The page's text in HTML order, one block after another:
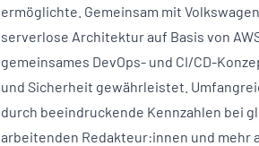
ermöglichte. Gemeinsam mit
serverlose Architektur auf Basis von
gemeinsames DevOps- und CI/CD-
und Sicherheit gewährleistet.
durch beeindruckende Kennzahlen bei
arbeitenden Redakteur:innen und mehr